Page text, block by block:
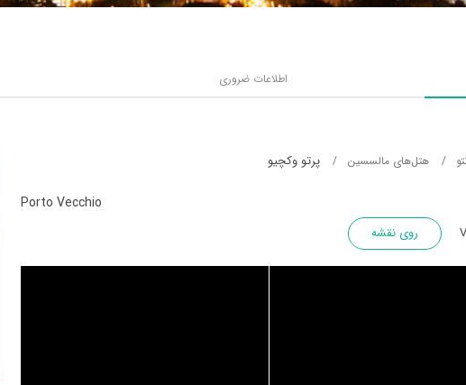
اطلاعات ضروری
هتل‌های مالسسین پرتو وکچیو
Porto Vecchio
روی نقشه